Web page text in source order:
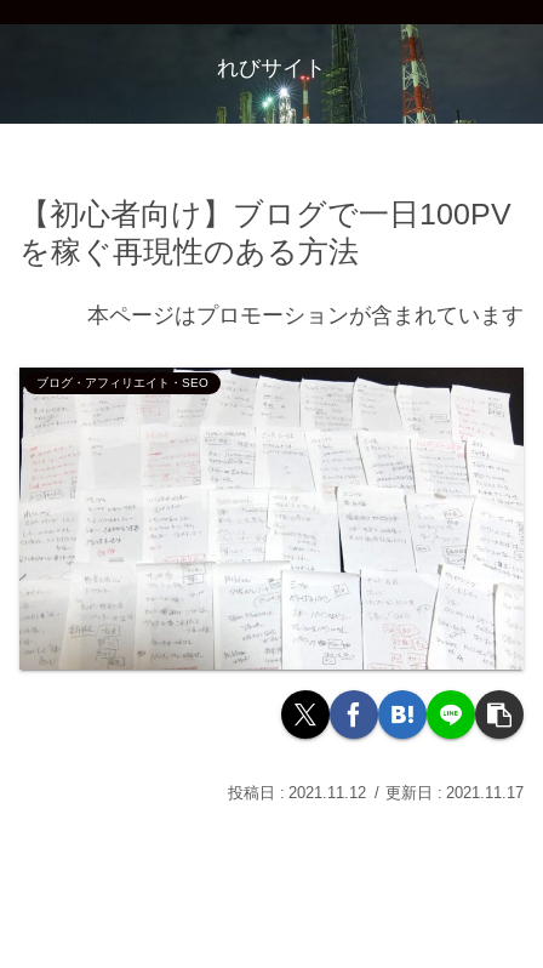
れびサイト
【初心者向け】ブログで一日100PV
を稼ぐ再現性のある方法
本ページはプロモーションが含まれています
ブログ・アフィリエイト・SEO
2021.11.12 2021.11.17